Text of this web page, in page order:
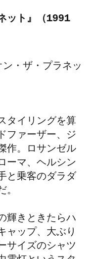
ット』（1991
タイリングを算
ファーザー、ジ
作。ロサンゼル
ーマ、ヘルシン
と乗客のダラダ
。
輝きときたらハ
ャップ、大ぶり
サイズのシャツ